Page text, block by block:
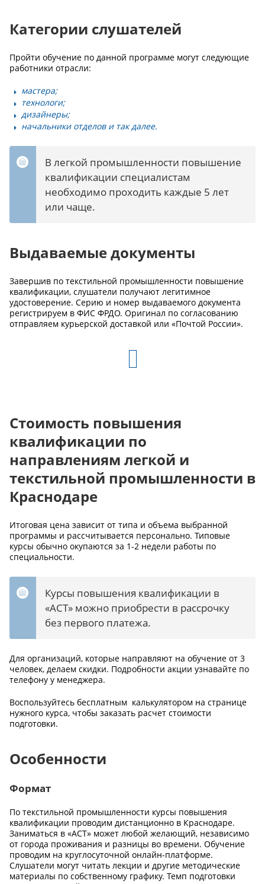
Категории слушателей
Пройти обучение по данной программе могут следующие
работники отрасли:
мастера;
технологи;
дизайнеры;
начальники отделов и так далее.
В легкой промышленности повышение
квалификации специалистам
необходимо проходить каждые 5 лет
или чаще.
Выдаваемые документы
Завершив по текстильной промышленности повышение
квалификации, слушатели получают легитимное
удостоверение. Серию и номер выдаваемого документа
регистрируем в ФИС ФРДО. Оригинал по согласованию
отправляем курьерской доставкой или «Почтой России».
Стоимость повышения
квалификации по
направлениям легкой и
текстильной промышленности в
Краснодаре
Итоговая цена зависит от типа и объема выбранной
программы и рассчитывается персонально. Типовые
курсы обычно окупаются за 1-2 недели работы по
специальности.
Курсы повышения квалификации в
«АСТ» можно приобрести в рассрочку
без первого платежа.
Для организаций, которые направляют на обучение от 3
человек, делаем скидки. Подробности акции узнавайте по
телефону у менеджера.
Воспользуйтесь бесплатным калькулятором на странице
нужного курса, чтобы заказать расчет стоимости
подготовки.
Особенности
Формат
По текстильной промышленности курсы повышения
квалификации проводим дистанционно в Краснодаре.
Заниматься в «АСТ» может любой желающий, независимо
от города проживания и разницы во времени. Обучение
проводим на круглосуточной онлайн-платформе.
Слушатели могут читать лекции и другие методические
материалы по собственному графику. Темп подготовки